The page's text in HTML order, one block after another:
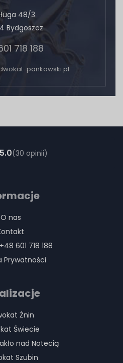
48/3
Bydgoszcz
718 188
pankowski.pl
5.0(30 opinii)
O nas
+48 601 718 188
Prywatności
Żnin
Świecie
nad Notecią
Szubin